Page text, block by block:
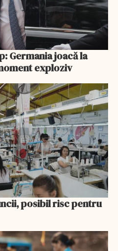
Germania joacă la
exploziv
posibil risc pentru